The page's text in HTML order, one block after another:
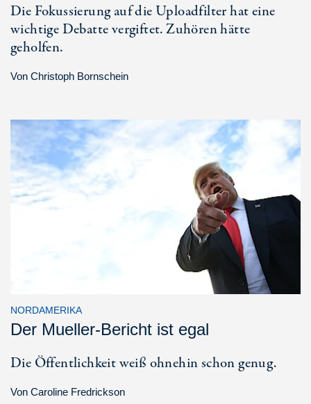
Die Fokussierung auf die Uploadfilter hat eine
wichtige Debatte vergiftet. Zuhören hätte
geholfen.
Von Christoph Bornschein
NORDAMERIKA
Der Mueller-Bericht ist egal
Die Öffentlichkeit weiß ohnehin schon genug.
Von Caroline Fredrickson